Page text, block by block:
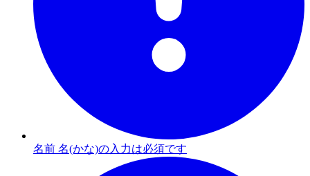
名前 名(かな)の入力は必須です